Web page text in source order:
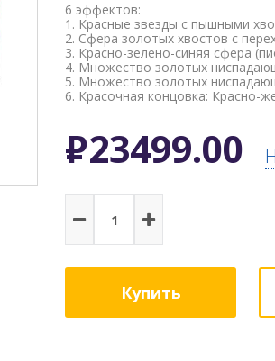
6 эффектов:
1. Красные звезды с пышными
2. Сфера золотых хвостов с
3. Красно-зелено-синяя сфера
4. Множество золотых
5. Множество золотых
6. Красочная концовка:
Р23499.00
Купить